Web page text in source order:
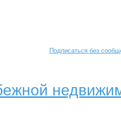
Подписаться без